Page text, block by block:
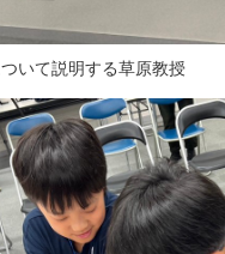
いて説明する草原教授